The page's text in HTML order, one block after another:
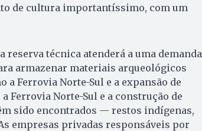
de cultura importantíssimo, com um
reserva técnica atenderá a uma demanda
armazenar materiais arqueológicos
a Ferrovia Norte-Sul e a expansão de
Ferrovia Norte-Sul e a construção de
sido encontrados — restos indígenas,
empresas privadas responsáveis por